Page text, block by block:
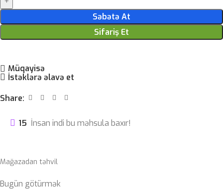
Səbətə At
Sifariş Et
Müqayisə
İstəklərə əlavə et
Share:
15 İnsan indi bu məhsula baxır!
Mağazadan təhvil
Bugün götürmək